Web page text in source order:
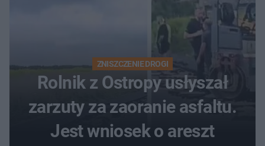
ZNISZCZENIE DROGI
Rolnik z Ostropy usłyszał
zarzuty za zaoranie asfaltu.
Jest wniosek o areszt